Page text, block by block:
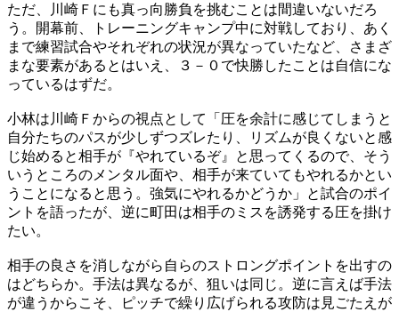
ただ、川崎Ｆにも真っ向勝負を挑むことは間違いないだろ
う。開幕前、トレーニングキャンプ中に対戦しており、あく
まで練習試合やそれぞれの状況が異なっていたなど、さまざ
まな要素があるとはいえ、３－０で快勝したことは自信にな
っているはずだ。
小林は川崎Ｆからの視点として「圧を余計に感じてしまうと
自分たちのパスが少しずつズレたり、リズムが良くないと感
じ始めると相手が『やれているぞ』と思ってくるので、そう
いうところのメンタル面や、相手が来ていてもやれるかとい
うことになると思う。強気にやれるかどうか」と試合のポイ
ントを語ったが、逆に町田は相手のミスを誘発する圧を掛け
たい。
相手の良さを消しながら自らのストロングポイントを出すの
はどちらか。手法は異なるが、狙いは同じ。逆に言えば手法
が違うからこそ、ピッチで繰り広げられる攻防は見ごたえが